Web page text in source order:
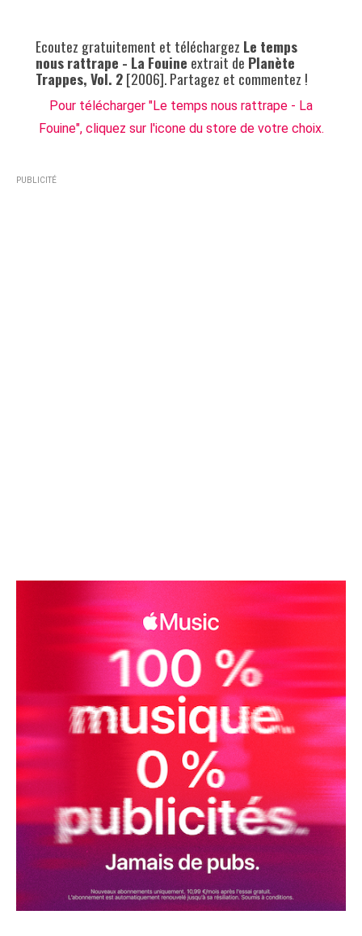
Ecoutez gratuitement et téléchargez Le temps
nous rattrape - La Fouine extrait de Planète
Trappes, Vol. 2[2006]. Partagez et commentez !
Pour télécharger "Le temps nous rattrape - La
Fouine", cliquez sur l'icone du store de votre choix.
PUBLICITÉ